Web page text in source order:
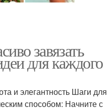
завязать
для каждого
и элегантность Шаги для
способом: Начните с